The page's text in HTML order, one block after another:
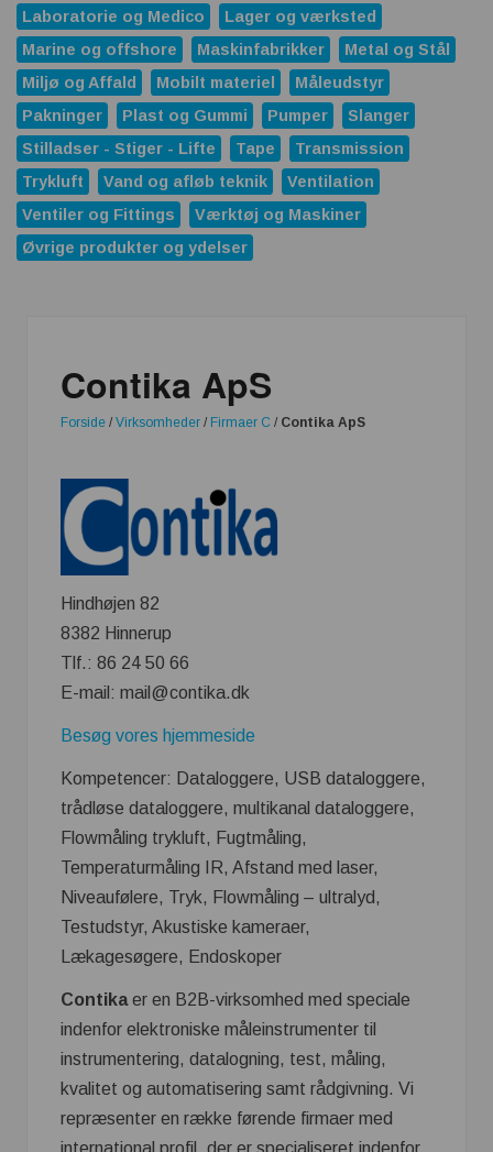
Laboratorie og Medico
Lager og værksted
Marine og offshore
Maskinfabrikker
Metal og Stål
Miljø og Affald
Mobilt materiel
Måleudstyr
Pakninger
Plast og Gummi Pumper
Slanger
Stilladser - Stiger - Lifte
Tape
Transmission
Trykluft
Vand og afløb teknik
Ventilation
Ventiler og Fittings
Værktøj og Maskiner
Øvrige produkter og ydelser
Contika ApS
Forside / Virksomheder / Firmaer C / Contika ApS
Hindhøjen 82
8382 Hinnerup
Tlf.: 86 24 50 66
E-mail: mail@contika.dk
Besøg vores hjemmeside
Kompetencer: Dataloggere, USB dataloggere,
trådløse dataloggere, multikanal dataloggere,
Flowmåling trykluft, Fugtmåling,
Temperaturmåling IR, Afstand med laser,
Niveaufølere, Tryk, Flowmåling – ultralyd,
Testudstyr, Akustiske kameraer,
Lækagesøgere, Endoskoper
Contikaer en B2B-virksomhed med speciale
indenfor elektroniske måleinstrumenter til
instrumentering, datalogning, test, måling,
kvalitet og automatisering samt rådgivning. Vi
repræsenter en række førende firmaer med